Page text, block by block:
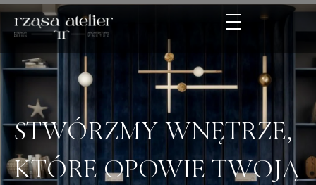
STWÓRZMY WNĘTRZE,
KTÓRE OPOWIE TWOJĄ